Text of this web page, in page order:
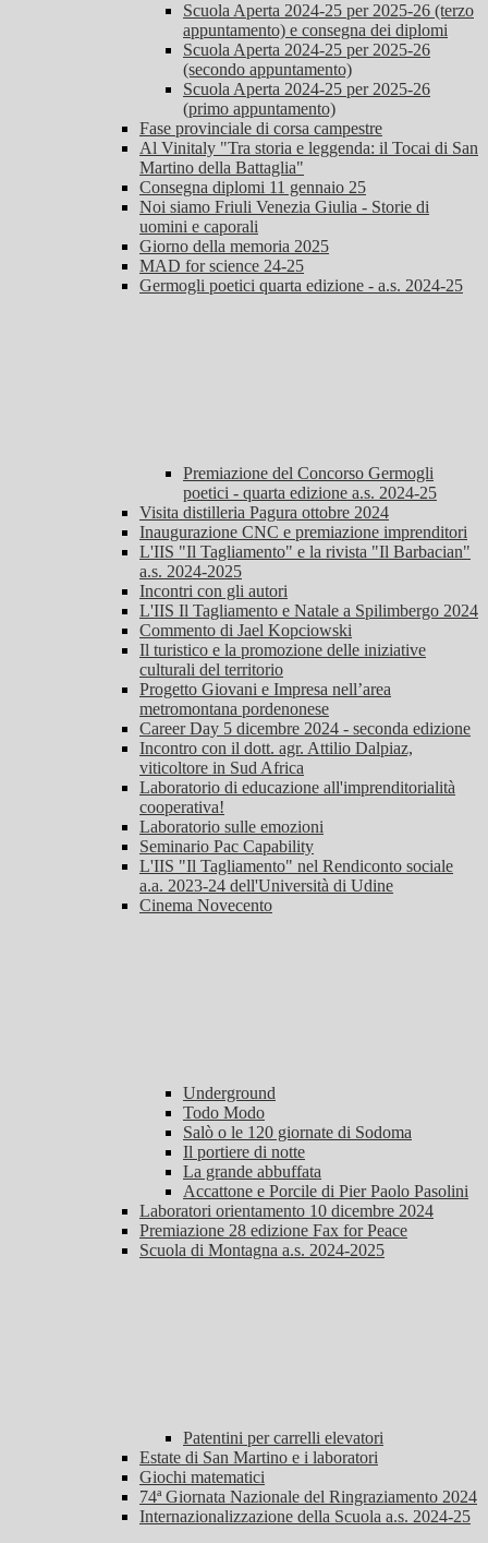
Scuola Aperta 2024-25 per 2025-26 (terzo
appuntamento) e consegna dei diplomi
Scuola Aperta 2024-25 per 2025-26
(secondo appuntamento)
Scuola Aperta 2024-25 per 2025-26
(primo appuntamento)
Fase provinciale di corsa campestre
Al Vinitaly "Tra storia e leggenda: il Tocai di San
Martino della Battaglia"
Consegna diplomi 11 gennaio 25
Noi siamo Friuli Venezia Giulia - Storie di
uomini e caporali
Giorno della memoria 2025
MAD for science 24-25
Germogli poetici quarta edizione - a.s. 2024-25
Premiazione del Concorso Germogli
poetici - quarta edizione a.s. 2024-25
Visita distilleria Pagura ottobre 2024
Inaugurazione CNC e premiazione imprenditori
L'IIS "Il Tagliamento" e la rivista "Il Barbacian"
a.s. 2024-2025
Incontri con gli autori
L'IIS Il Tagliamento e Natale a Spilimbergo 2024
Commento di Jael Kopciowski
Il turistico e la promozione delle iniziative
culturali del territorio
Progetto Giovani e Impresa nell’area
metromontana pordenonese
Career Day 5 dicembre 2024 - seconda edizione
Incontro con il dott. agr. Attilio Dalpiaz,
viticoltore in Sud Africa
Laboratorio di educazione all'imprenditorialità
cooperativa!
Laboratorio sulle emozioni
Seminario Pac Capability
L'IIS "Il Tagliamento" nel Rendiconto sociale
a.a. 2023-24 dell'Università di Udine
Cinema Novecento
Underground
Todo Modo
Salò o le 120 giornate di Sodoma
Il portiere di notte
La grande abbuffata
Accattone e Porcile di Pier Paolo Pasolini
Laboratori orientamento 10 dicembre 2024
Premiazione 28 edizione Fax for Peace
Scuola di Montagna a.s. 2024-2025
Patentini per carrelli elevatori
Estate di San Martino e i laboratori
Giochi matematici
74ª Giornata Nazionale del Ringraziamento 2024
Internazionalizzazione della Scuola a.s. 2024-25